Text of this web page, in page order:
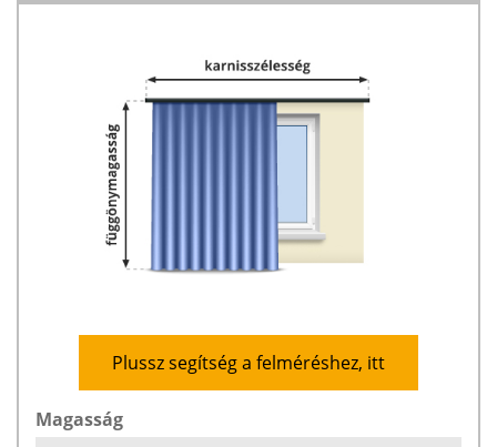
Plussz segítség a felméréshez, itt
Magasság